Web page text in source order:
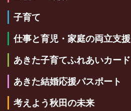
子育て
仕事と育児・家庭の両立支援
あきた子育てふれあいカード
あきた結婚応援パスポート
考えよう秋田の未来